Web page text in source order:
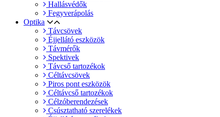
Hallásvédők
Fegyverápolás
Optika
Távcsövek
Éjjellátó eszközök
Távmérők
Spektivek
Távcső tartozékok
Céltávcsövek
Piros pont eszközök
Céltávcső tartozékok
Célzóberendezések
Csúsztatható szerelékek